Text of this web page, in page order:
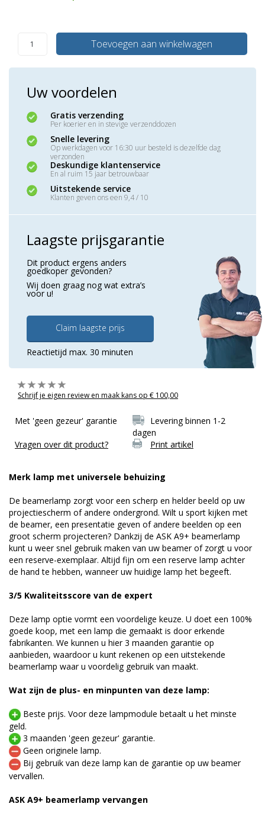
Toevoegen aan winkelwagen
Uw voordelen
Gratis verzending
Per koerier en in stevige verzenddozen
Snelle levering
Op werkdagen voor 16:30 uur besteld is dezelfde dag
verzonden
Deskundige klantenservice
En al ruim 15 jaar betrouwbaar
Uitstekende service
Klanten geven ons een 9,4 / 10
Laagste prijsgarantie
Dit product ergens anders
goedkoper gevonden?
Wij doen graag nog wat extra’s
voor u!
Claim laagste prijs
Reactietijd max. 30 minuten
Schrijf je eigen review en maak kans op € 100,00
Met 'geen gezeur' garantie
Levering binnen 1-2
dagen
Vragen over dit product?
Print artikel
Merk lamp met universele behuizing
De beamerlamp zorgt voor een scherp en helder beeld op uw
projectiescherm of andere ondergrond. Wilt u sport kijken met
de beamer, een presentatie geven of andere beelden op een
groot scherm projecteren? Dankzij de ASK A9+ beamerlamp
kunt u weer snel gebruik maken van uw beamer of zorgt u voor
een reserve-exemplaar. Altijd fijn om een reserve lamp achter
de hand te hebben, wanneer uw huidige lamp het begeeft.
3/5 Kwaliteitsscore van de expert
Deze lamp optie vormt een voordelige keuze. U doet een 100%
goede koop, met een lamp die gemaakt is door erkende
fabrikanten. We kunnen u hier 3 maanden garantie op
aanbieden, waardoor u kunt rekenen op een uitstekende
beamerlamp waar u voordelig gebruik van maakt.
Wat zijn de plus- en minpunten van deze lamp:
Beste prijs. Voor deze lampmodule betaalt u het minste
geld.
3 maanden 'geen gezeur' garantie.
Geen originele lamp.
Bij gebruik van deze lamp kan de garantie op uw beamer
vervallen.
ASK A9+ beamerlamp vervangen